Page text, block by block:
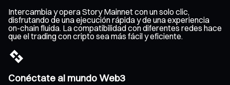
Intercambia y opera Story Mainnet con un solo clic,
disfrutando de una ejecución rápida y de una experiencia
on-chain fluida. La compatibilidad con diferentes redes hace
que el trading con cripto sea más fácil y eficiente.
Conéctate al mundo Web3